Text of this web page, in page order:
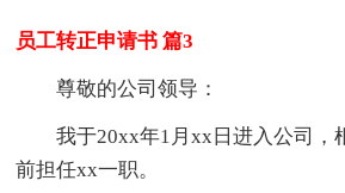
员工转正申请书 篇3
尊敬的公司领导：
我于20xx年1月xx日进入公司，
前担任xx一职。